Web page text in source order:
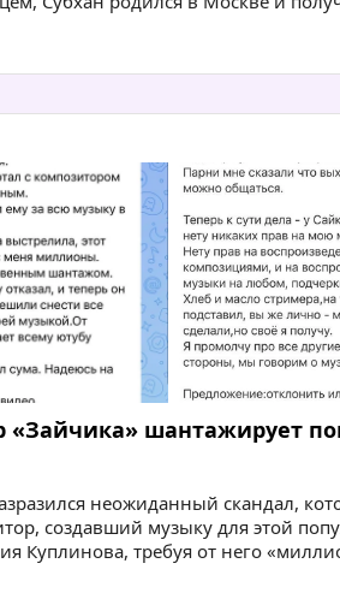
«Зайчика» шантажирует
неожиданный скандал,
создавший музыку для этой
Куплинова, требуя от него